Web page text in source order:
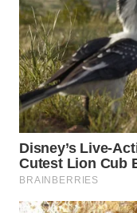
WN
MALUKU
WN
MALUT
WN
DAIRI